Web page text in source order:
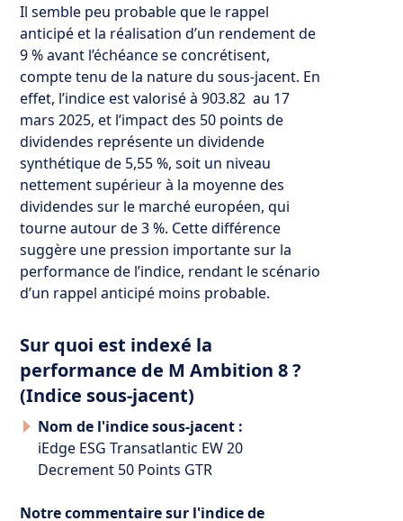
Il semble peu probable que le rappel
anticipé et la réalisation d’un rendement de
9 % avant l’échéance se concrétisent,
compte tenu de la nature du sous-jacent. En
effet, l’indice est valorisé à 903.82 au 17
mars 2025, et l’impact des 50 points de
dividendes représente un dividende
synthétique de 5,55 %, soit un niveau
nettement supérieur à la moyenne des
dividendes sur le marché européen, qui
tourne autour de 3 %. Cette différence
suggère une pression importante sur la
performance de l’indice, rendant le scénario
d’un rappel anticipé moins probable.
Sur quoi est indexé la
performance de M Ambition 8 ?
(Indice sous-jacent)
Nom de l'indice sous-jacent :
iEdge ESG Transatlantic EW 20
Decrement 50 Points GTR
Notre commentaire sur l'indice de